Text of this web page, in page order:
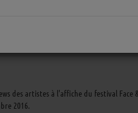
des artistes à l'affiche du festival Face
2016.